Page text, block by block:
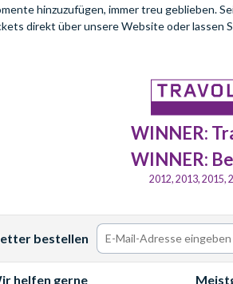
hinzuzufügen, immer treu geblieben.
direkt über unsere Website oder lassen
WINNER:
WINNER:
2012, 2013, 2015,
bestellen
helfen gerne